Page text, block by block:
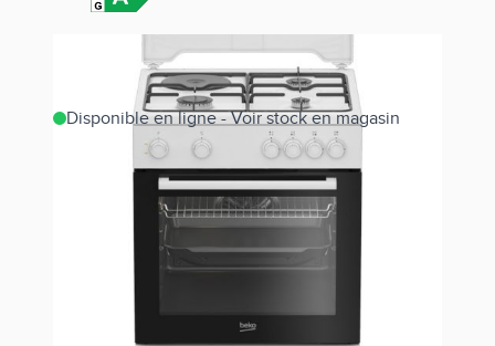
Disponible en ligne - Voir stock en magasin
Estimer les frais de port
FBS63121WD
499,00 €